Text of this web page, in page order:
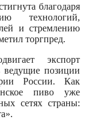
благодаря
технологий,
и стремлению
торгпред.
экспорт
ведущие позиции
России. Как
пиво уже
сетях страны: